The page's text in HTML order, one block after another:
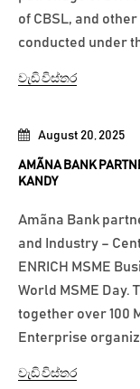
August 20, 2025
AMÃNA BANK
KANDY
Amãna Bank
and Industry –
ENRICH MSME
World MSME Day.
together over 100
Enterprise
වැඩි විස්තර
of CBSL, and
conducted under
වැඩි විස්තර